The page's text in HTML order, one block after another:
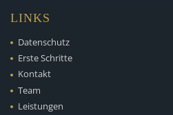
LINKS
Datenschutz
Erste Schritte
Kontakt
Team
Leistungen